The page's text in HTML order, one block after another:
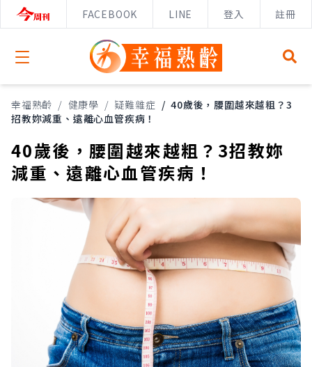
FACEBOOK LINE 登入 註冊
Open menu
幸福熟齡 / 健康學 / 疑難雜症 / 40歲後，腰圍越來越粗？3
招教妳減重、遠離心血管疾病！
40歲後，腰圍越來越粗？3招教妳
減重、遠離心血管疾病！